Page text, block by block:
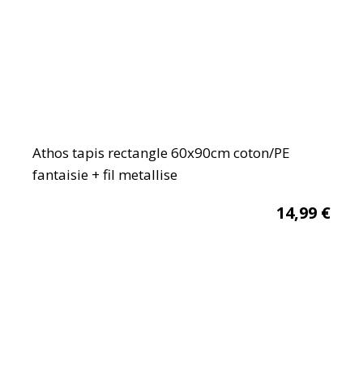
Athos tapis rectangle 60x90cm coton/PE
fantaisie + fil metallise
14,99 €